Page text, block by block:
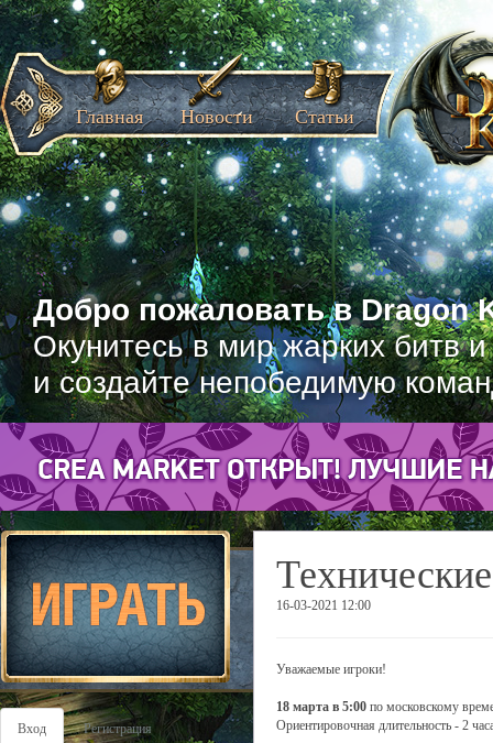
Добро пожаловать в Dragon
Окунитесь в мир жарких битв
и создайте непобедимую
Главная Новости Статьи
Вход Регистрация
16-03-2021 12:00
Уважаемые игроки!
18 марта в 5:00 по московскому
Ориентировочная длительность - 2